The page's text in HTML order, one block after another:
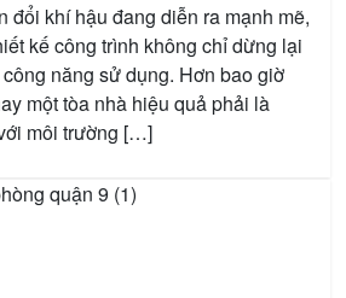
đổi khí hậu đang diễn ra mạnh mẽ,
kế công trình không chỉ dừng lại
năng sử dụng. Hơn bao giờ
một tòa nhà hiệu quả phải là
môi trường […]